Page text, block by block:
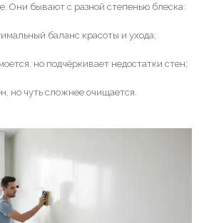
Они бывают с разной степенью блеска:
баланс красоты и ухода;
но подчёркивает недостатки стен;
чуть сложнее очищается.